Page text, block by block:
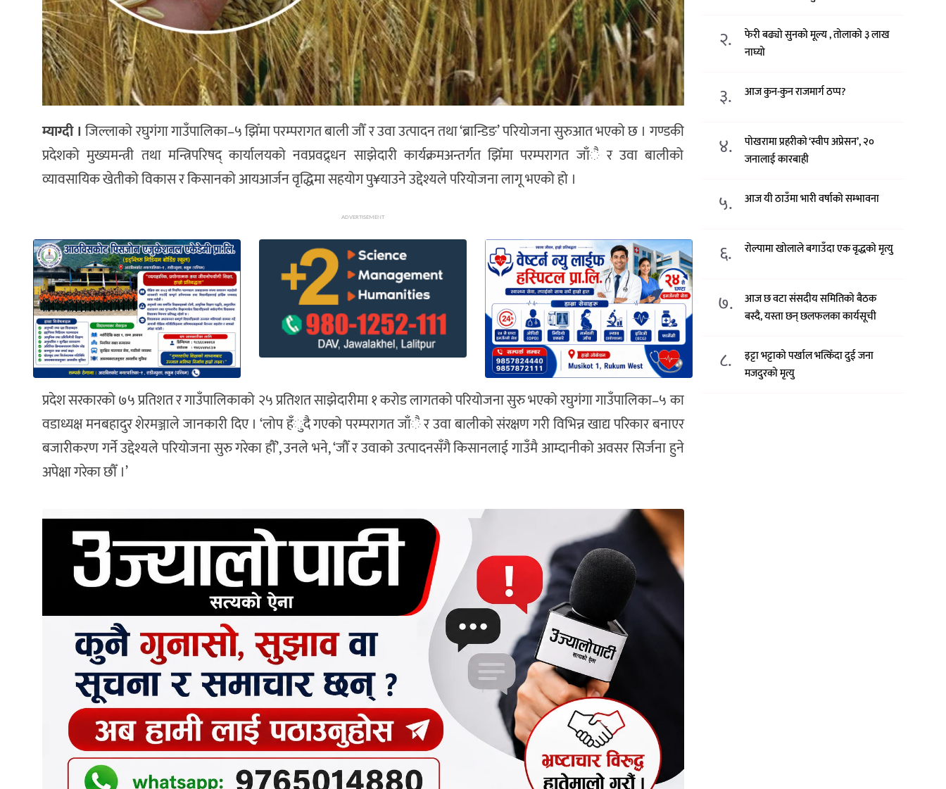
म्याग्दी ।जिल्लाको रघुगंगा गाउँपालिका–५ झिँमा परम्परागत बाली जौँ र उवा उत्पादन तथा ‘ब्रान्डिङ’ परियोजना सुरुआत भएको छ । गण्डकी
प्रदेशको मुख्यमन्त्री तथा मन्त्रिपरिषद् कार्यालयको नवप्रवद्र्धन साझेदारी कार्यक्रमअन्तर्गत झिँमा परम्परागत जाँै र उवा बालीको
व्यावसायिक खेतीको विकास र किसानको आयआर्जन वृद्धिमा सहयोग पु¥याउने उद्देश्यले परियोजना लागू भएको हो ।
ADVERTISEMENT
प्रदेश सरकारको ७५ प्रतिशत र गाउँपालिकाको २५ प्रतिशत साझेदारीमा १ करोड लागतको परियोजना सुरु भएको रघुगंगा गाउँपालिका–५ का
वडाध्यक्ष मनबहादुर शेरमञ्जाले जानकारी दिए । ‘लोप हँुदै गएको परम्परागत जाँै र उवा बालीको संरक्षण गरी विभिन्न खाद्य परिकार बनाएर
बजारीकरण गर्ने उद्देश्यले परियोजना सुरु गरेका हौँ’, उनले भने, ‘जौँ र उवाको उत्पादनसँगै किसानलाई गाउँमै आम्दानीको अवसर सिर्जना हुने
अपेक्षा गरेका छौँ ।’
२.
फेरी बढ्यो सुनको मूल्य , तोलाको ३ लाख
नाघ्यो
३. आज कुन-कुन राजमार्ग ठप्प?
४.
पोखरामा प्रहरीको ‘स्वीप अप्रेसन’, २०
जनालाई कारबाही
५. आज यी ठाउँमा भारी वर्षाको सम्भावना
६. रोल्पामा खोलाले बगाउँदा एक वृद्धको मृत्यु
७.
आज छ वटा संसदीय समितिको बैठक
बस्दै, यस्ता छन् छलफलका कार्यसूची
८.
इट्टा भट्टाको पर्खाल भत्किँदा दुई जना
मजदुरको मृत्यु